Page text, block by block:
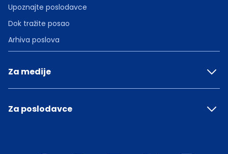
Upoznajte poslodavce
Dok tražite posao
Arhiva poslova
Za medije
Za poslodavce